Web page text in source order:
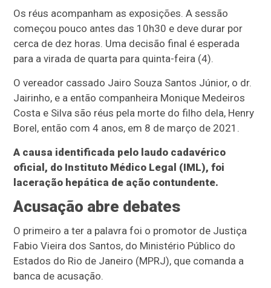
Os réus acompanham as exposições. A sessão
começou pouco antes das 10h30 e deve durar por
cerca de dez horas. Uma decisão final é esperada
para a virada de quarta para quinta-feira (4).
O vereador cassado Jairo Souza Santos Júnior, o dr.
Jairinho, e a então companheira Monique Medeiros
Costa e Silva são réus pela morte do filho dela, Henry
Borel, então com 4 anos, em 8 de março de 2021.
A causa identificada pelo laudo cadavérico
oficial, do Instituto Médico Legal (IML), foi
laceração hepática de ação contundente.
Acusação abre debates
O primeiro a ter a palavra foi o promotor de Justiça
Fabio Vieira dos Santos, do Ministério Público do
Estados do Rio de Janeiro (MPRJ), que comanda a
banca de acusação.